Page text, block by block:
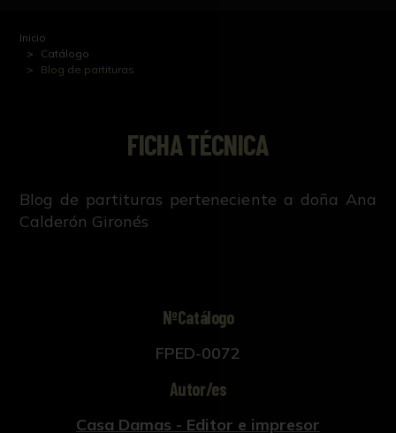
Inicio
Catálogo
Blog de partituras
FICHA TÉCNICA
Blog de partituras perteneciente a doña Ana
Calderón Gironés
NºCatálogo
FPED-0072
Autor/es
Casa Damas - Editor e impresor